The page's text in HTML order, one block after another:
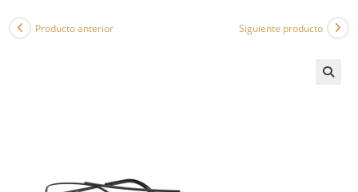
Producto anterior Siguiente producto